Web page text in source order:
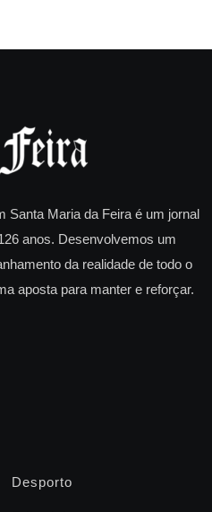
Santa Maria da Feira é um jornal
anos. Desenvolvemos um
da realidade de todo o
aposta para manter e reforçar.
Desporto